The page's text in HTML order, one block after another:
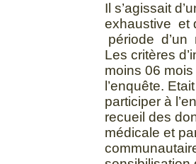
Il s’agissait
exhaustive et
période d’un
Les critères
moins 06
l’enquête.
participer à
recueil des
médicale et